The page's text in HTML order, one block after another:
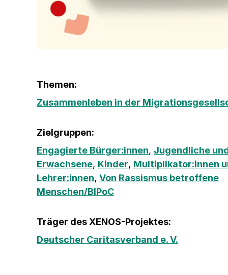
Themen:
Zusammenleben in der
Zielgruppen:
Engagierte Bürger:innen, Jugendliche
Erwachsene, Kinder, Multiplikator:innen
Lehrer:innen, Von Rassismus betroffene
Menschen/BIPoC
Träger des XENOS-Projektes:
Deutscher Caritasverband e. V.